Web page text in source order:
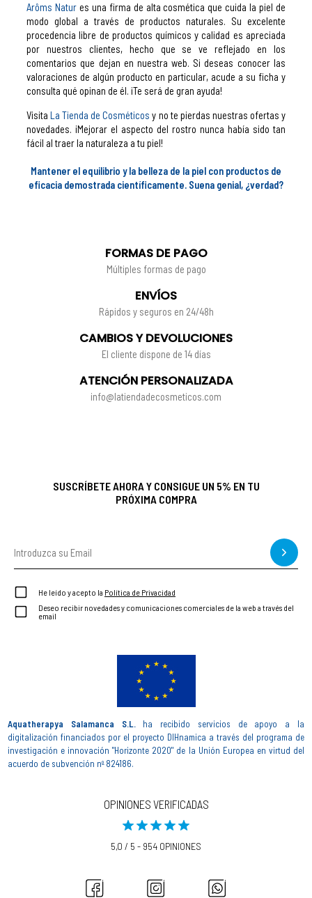
Arôms Natur es una firma de alta cosmética que cuida la piel de
modo global a través de productos naturales. Su excelente
procedencia libre de productos químicos y calidad es apreciada
por nuestros clientes, hecho que se ve reflejado en los
comentarios que dejan en nuestra web. Si deseas conocer las
valoraciones de algún producto en particular, acude a su ficha y
consulta qué opinan de él. ¡Te será de gran ayuda!
VisitaLa Tienda de Cosméticos y no te pierdas nuestras ofertas y
novedades. ¡Mejorar el aspecto del rostro nunca había sido tan
fácil al traer la naturaleza a tu piel!
Mantener el equilibrio y la belleza de la piel con productos de
eficacia demostrada científicamente. Suena genial, ¿verdad?
FORMAS DE PAGO
Múltiples formas de pago
ENVÍOS
Rápidos y seguros en 24/48h
CAMBIOS Y DEVOLUCIONES
El cliente dispone de 14 días
ATENCIÓN PERSONALIZADA
info@latiendadecosmeticos.com
SUSCRÍBETE AHORA Y CONSIGUE UN 5% EN TU
PRÓXIMA COMPRA
He leído y acepto la Política de Privacidad
Deseo recibir novedades y comunicaciones comerciales de la web a través del
email
Aquatherapya Salamanca S.L. ha recibido servicios de apoyo a la
digitalización financiados por el proyecto DIHnamica a través del programa de
investigación e innovación "Horizonte 2020" de la Unión Europea en virtud del
acuerdo de subvención nº 824186.
OPINIONES VERIFICADAS
5,0 / 5 - 954 OPINIONES